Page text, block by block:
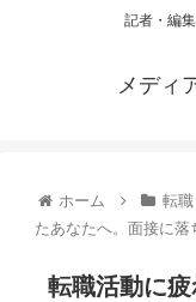
記者・編
メディ
ホーム 転職
たあなたへ。面接に落
転職活動に